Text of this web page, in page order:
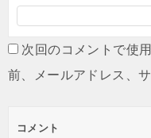
次回のコメントで使
前、メールアドレス、
コメント